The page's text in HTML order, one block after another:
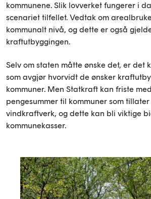
kommunene. Slik lovverket fungerer i
scenariet tilfellet. Vedtak om
kommunalt nivå, og dette er også
kraftutbyggingen.
Selv om staten måtte ønske det, er det
som avgjør hvorvidt de ønsker
kommuner. Men Statkraft kan friste
pengesummer til kommuner som
vindkraftverk, og dette kan bli viktige
kommunekasser.